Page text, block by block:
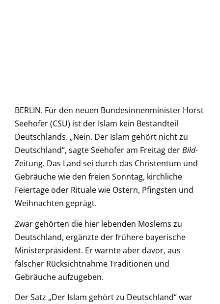
BERLIN. Für den neuen Bundesinnenminister Horst
Seehofer (CSU) ist der Islam kein Bestandteil
Deutschlands. „Nein. Der Islam gehört nicht zu
Deutschland“, sagte Seehofer am Freitag derBild-
Zeitung. Das Land sei durch das Christentum und
Gebräuche wie den freien Sonntag, kirchliche
Feiertage oder Rituale wie Ostern, Pfingsten und
Weihnachten geprägt.
Zwar gehörten die hier lebenden Moslems zu
Deutschland, ergänzte der frühere bayerische
Ministerpräsident. Er warnte aber davor, aus
falscher Rücksichtnahme Traditionen und
Gebräuche aufzugeben.
Der Satz „Der Islam gehört zu Deutschland“ war